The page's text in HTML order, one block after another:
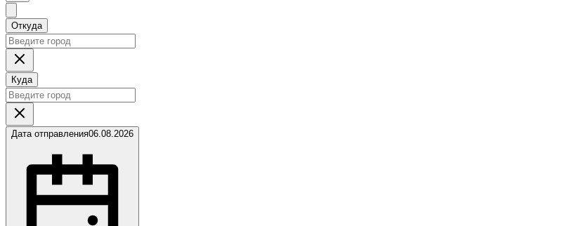
Откуда
Куда
Дата отправления06.08.2026